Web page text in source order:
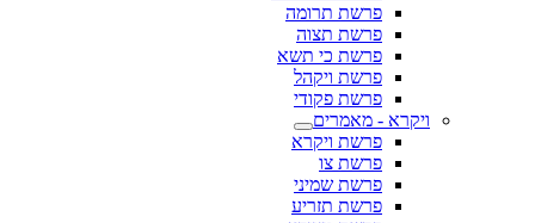
פרשת תרומה
פרשת תצוה
פרשת כי תשא
פרשת ויקהל
פרשת פקודי
ויקרא - מאמרים
פרשת ויקרא
פרשת צו
פרשת שמיני
פרשת תזריע